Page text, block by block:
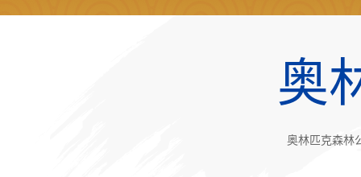
奥
奥林匹克森林